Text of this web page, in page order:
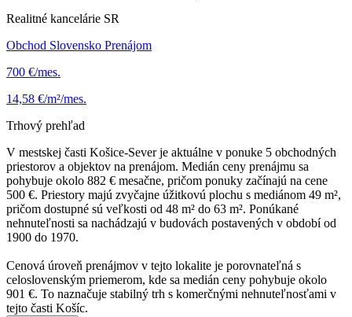
Realitné kancelárie SR
Obchod Slovensko Prenájom
700 €/mes.
14,58 €/m²/mes.
Trhový prehľad
V mestskej časti Košice-Sever je aktuálne v ponuke 5 obchodných
priestorov a objektov na prenájom. Medián ceny prenájmu sa
pohybuje okolo 882 € mesačne, pričom ponuky začínajú na cene
500 €. Priestory majú zvyčajne úžitkovú plochu s mediánom 49 m²,
pričom dostupné sú veľkosti od 48 m² do 63 m². Ponúkané
nehnuteľnosti sa nachádzajú v budovách postavených v období od
1900 do 1970.
Cenová úroveň prenájmov v tejto lokalite je porovnateľná s
celoslovenským priemerom, kde sa medián ceny pohybuje okolo
901 €. To naznačuje stabilný trh s komerčnými nehnuteľnosťami v
tejto časti Košíc.